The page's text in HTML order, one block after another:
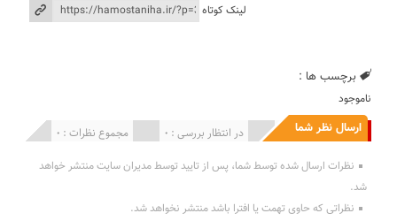
لینک کوتاه
برچسب ها :
ناموجود
ارسال نظر شما مجموع نظرات : 0 در انتظار بررسی : 0 انتشار یافته : 0
نظرات ارسال شده توسط شما، پس از تایید توسط مدیران سایت منتشر خواهد
شد.
نظراتی که حاوی تهمت یا افترا باشد منتشر نخواهد شد.